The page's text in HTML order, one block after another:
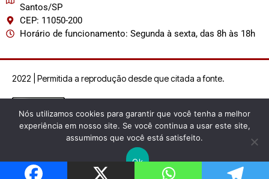
Santos/SP
CEP: 11050-200
Horário de funcionamento: Segunda à sexta, das 8h às 18h
2022 | Permitida a reprodução desde que citada a fonte.
Nós utilizamos cookies para garantir que você tenha a melhor
experiência em nosso site. Se você continua a usar este site,
assumimos que você está satisfeito.
Ok